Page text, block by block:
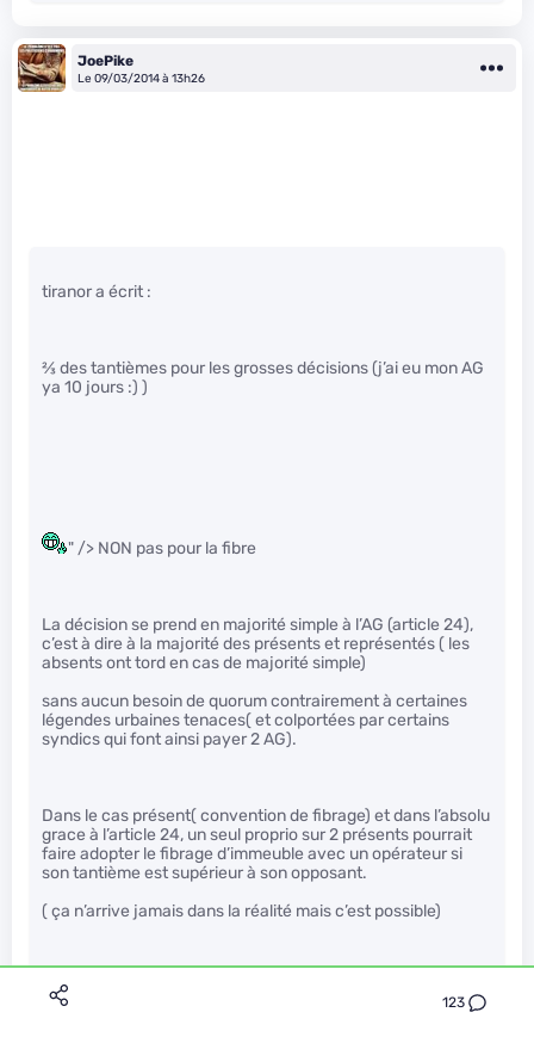
123
JoePike
Le 09/03/2014 à 13h26
tiranor a écrit :
2⁄3des tantièmes pour les grosses décisions (j’ai eu mon AG
ya 10 jours :) )
" /> NON pas pour la fibre
La décision se prend en majorité simple à l’AG (article 24),
c’est à dire à la majorité des présents et représentés ( les
absents ont tord en cas de majorité simple)
sans aucun besoin de quorum contrairement à certaines
légendes urbaines tenaces( et colportées par certains
syndics qui font ainsi payer 2 AG).
Dans le cas présent( convention de fibrage) et dans l’absolu
grace à l’article 24, un seul proprio sur 2 présents pourrait
faire adopter le fibrage d’immeuble avec un opérateur si
son tantième est supérieur à son opposant.
( ça n’arrive jamais dans la réalité mais c’est possible)